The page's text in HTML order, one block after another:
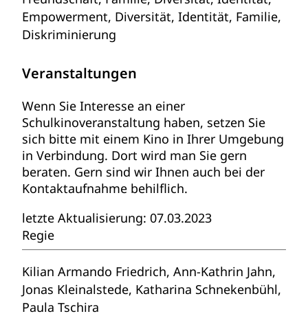
Empowerment, Diversität, Identität, Familie,
Diskriminierung
Veranstaltungen
Wenn Sie Interesse an einer
Schulkinoveranstaltung haben, setzen Sie
sich bitte mit einem Kino in Ihrer Umgebung
in Verbindung. Dort wird man Sie gern
beraten. Gern sind wir Ihnen auch bei der
Kontaktaufnahme behilflich.
letzte Aktualisierung: 07.03.2023
Regie
Kilian Armando Friedrich, Ann-Kathrin Jahn,
Jonas Kleinalstede, Katharina Schnekenbühl,
Paula Tschira